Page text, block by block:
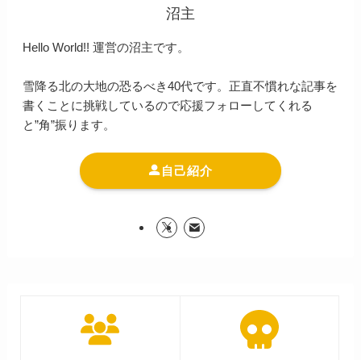
沼主
Hello World!! 運営の沼主です。
雪降る北の大地の恐るべき40代です。正直不慣れな記事を
書くことに挑戦しているので応援フォローしてくれる
と”角”振ります。
自己紹介